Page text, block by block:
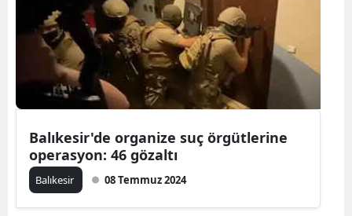
Balıkesir'de organize suç örgütlerine
operasyon: 46 gözaltı
Balıkesir 08 Temmuz 2024